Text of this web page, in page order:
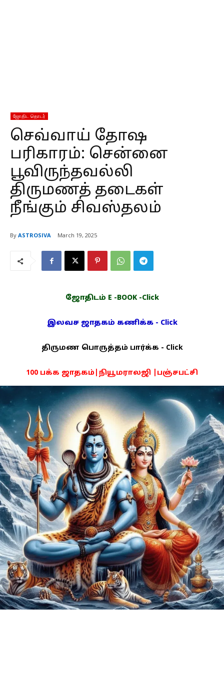
ஜோதிட தொடர்
செவ்வாய் தோஷ
பரிகாரம்: சென்னை
பூவிருந்தவல்லி
திருமணத் தடைகள்
நீங்கும் சிவஸ்தலம்
By ASTROSIVA March 19, 2025
ஜோதிடம் E -BOOK -Click
இலவச ஜாதகம் கணிக்க - Click
திருமண பொருத்தம் பார்க்க - Click
100 பக்க ஜாதகம்|நியூமராலஜி |பஞ்சபட்சி
PDF -72மட்டும் -Click